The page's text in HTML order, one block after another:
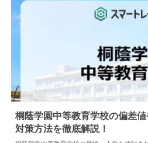
桐蔭学園中等教育学校の偏差
対策方法を徹底解説！